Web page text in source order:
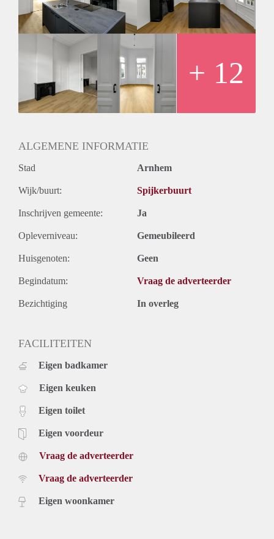
+ 12
ALGEMENE INFORMATIE
Stad Arnhem
Wijk/buurt: Spijkerbuurt
Inschrijven gemeente: Ja
Opleverniveau: Gemeubileerd
Huisgenoten: Geen
Begindatum: Vraag de adverteerder
Bezichtiging In overleg
FACILITEITEN
Eigen badkamer
Eigen keuken
Eigen toilet
Eigen voordeur
Vraag de adverteerder
Vraag de adverteerder
Eigen woonkamer